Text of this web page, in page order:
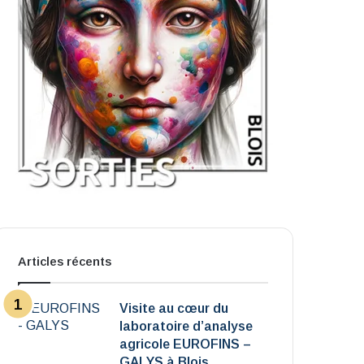
Articles récents
Visite au cœur du
laboratoire d’analyse
agricole EUROFINS –